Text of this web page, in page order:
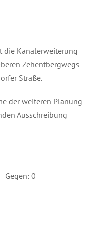
die Kanalerweiterung
Zehentbergwegs
Straße.
der weiteren Planung
Ausschreibung
19 Gegen: 0